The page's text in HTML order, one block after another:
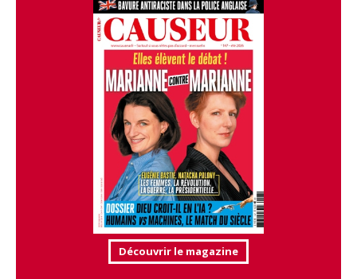
Découvrir le magazine